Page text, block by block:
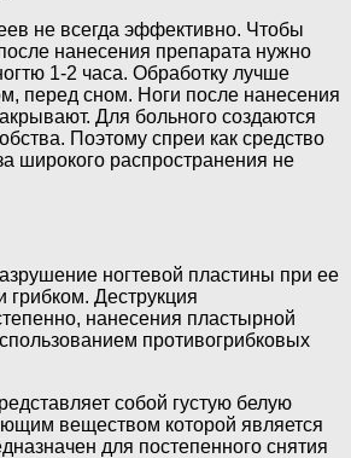
не всегда эффективно. Чтобы
нанесения препарата нужно
1-2 часа. Обработку лучше
перед сном. Ноги после нанесения
Для больного создаются
Поэтому спреи как средство
широкого распространения не
ногтевой пластины при ее
грибком. Деструкция
нанесения пластырной
противогрибковых
собой густую белую
веществом которой является
для постепенного снятия